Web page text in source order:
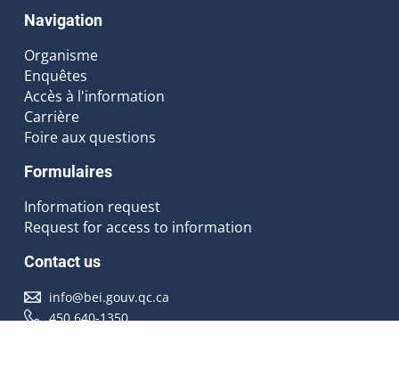
Navigation
Organisme
Enquêtes
Accès à l'information
Carrière
Foire aux questions
Formulaires
Information request
Request for access to information
Contact us
info@bei.gouv.qc.ca
450 640-1350